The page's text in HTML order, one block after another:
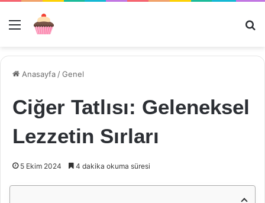
Menü
Anasayfa /Genel
Ciğer Tatlısı: Geleneksel
Lezzetin Sırları
5 Ekim 2024 4 dakika okuma süresi